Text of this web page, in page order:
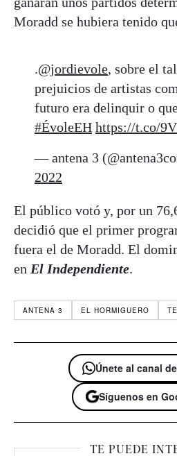
Moradd se hubiera tenido
.@jordievole, sobre el
prejuicios de artistas
futuro era delinquir o
#ÉvoleEH https://t.co/
— antena 3
2022
El público votó y, por un
decidió que el primer
fuera el de Moradd. El
en El Independiente.
ANTENA 3 EL HORMIGUERO
Únete al canal
Síguenos en
TE PUEDE